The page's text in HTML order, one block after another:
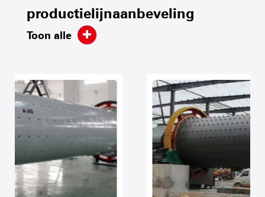
productielijnaanbeveling
Toon alle